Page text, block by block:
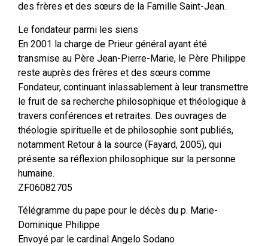
des frères et des sœurs de la Famille Saint-Jean.
Le fondateur parmi les siens
En 2001 la charge de Prieur général ayant été
transmise au Père Jean-Pierre-Marie, le Père Philippe
reste auprès des frères et des sœurs comme
Fondateur, continuant inlassablement à leur transmettre
le fruit de sa recherche philosophique et théologique à
travers conférences et retraites. Des ouvrages de
théologie spirituelle et de philosophie sont publiés,
notamment Retour à la source (Fayard, 2005), qui
présente sa réflexion philosophique sur la personne
humaine.
ZF06082705
Télégramme du pape pour le décès du p. Marie-
Dominique Philippe
Envoyé par le cardinal Angelo Sodano